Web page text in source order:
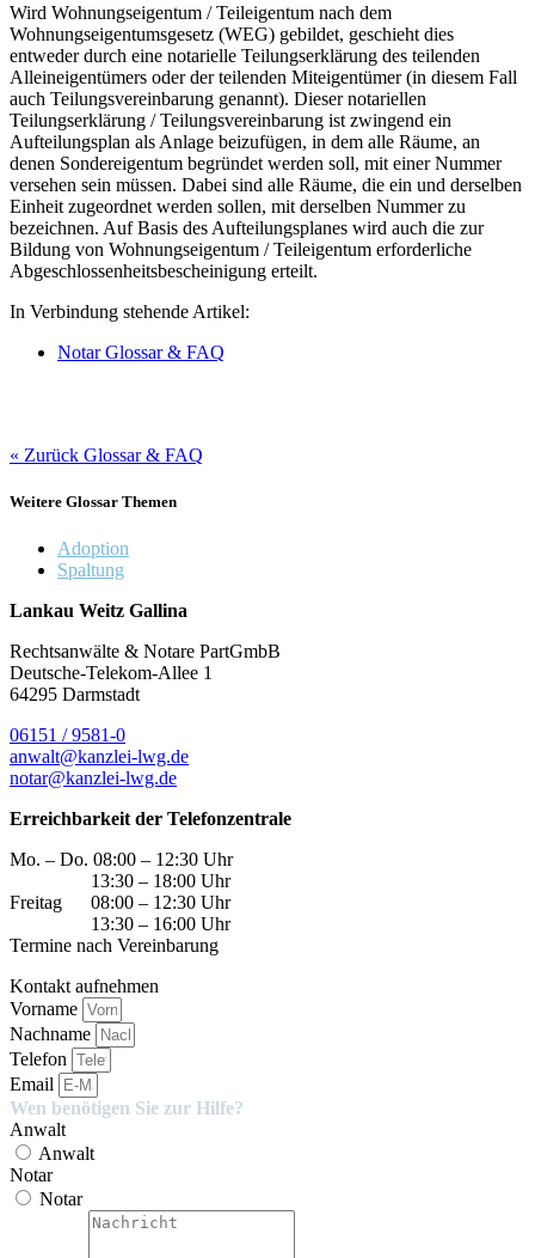
Wird Wohnungseigentum / Teileigentum nach dem
Wohnungseigentumsgesetz (WEG) gebildet, geschieht dies
entweder durch eine notarielle Teilungserklärung des teilenden
Alleineigentümers oder der teilenden Miteigentümer (in diesem Fall
auch Teilungsvereinbarung genannt). Dieser notariellen
Teilungserklärung / Teilungsvereinbarung ist zwingend ein
Aufteilungsplan als Anlage beizufügen, in dem alle Räume, an
denen Sondereigentum begründet werden soll, mit einer Nummer
versehen sein müssen. Dabei sind alle Räume, die ein und derselben
Einheit zugeordnet werden sollen, mit derselben Nummer zu
bezeichnen. Auf Basis des Aufteilungsplanes wird auch die zur
Bildung von Wohnungseigentum / Teileigentum erforderliche
Abgeschlossenheitsbescheinigung erteilt.
In Verbindung stehende Artikel:
Notar Glossar & FAQ
« Zurück Glossar & FAQ
Weitere Glossar Themen
Adoption
Spaltung
Lankau Weitz Gallina
Rechtsanwälte & Notare PartGmbB
Deutsche-Telekom-Allee 1
64295 Darmstadt
06151 / 9581-0
anwalt@kanzlei-lwg.de
notar@kanzlei-lwg.de
Erreichbarkeit der Telefonzentrale
Mo. – Do. 08:00 – 12:30 Uhr
13:30 – 18:00 Uhr
Freitag 08:00 – 12:30 Uhr
13:30 – 16:00 Uhr
Termine nach Vereinbarung
Kontakt aufnehmen
Vorname
Nachname
Telefon
Email
Wen benötigen Sie zur Hilfe?
Anwalt
Anwalt
Notar
Notar